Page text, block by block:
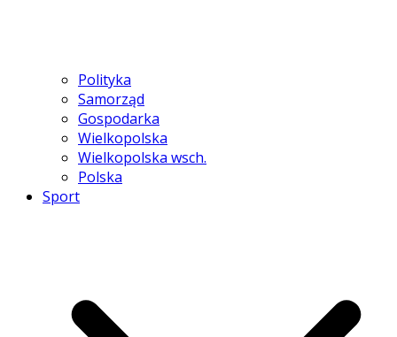
Polityka
Samorząd
Gospodarka
Wielkopolska
Wielkopolska wsch.
Polska
Sport